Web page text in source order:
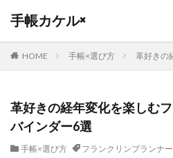
手帳カケル×
HOME 手帳×選び方 革好きの
革好きの経年変化を楽しむ
バインダー6選
手帳×選び方 フランクリンプランナー
タグ
PLOTTER リフィル 革